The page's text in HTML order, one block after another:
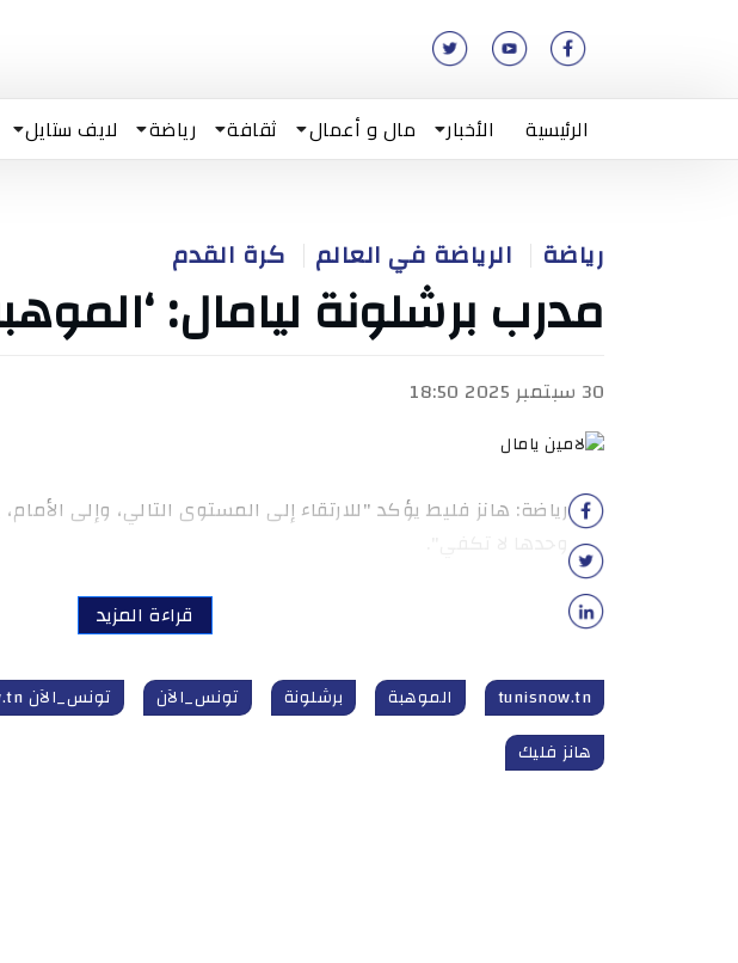
الرئيسية الأخبار مال و أعمال ثقافة رياضة لايف ستايل
رياضة الرياضة في العالم كرة القدم
مدرب برشلونة ليامال:
30 سبتمبر 2025 18:50
رياضة: هانز فليط يؤكد "للارتقاء إلى المستوى التالي، وإلى
قراءة المزيد
tunisnow.tn الموهبة برشلونة تونس_الآن تونس_الآن tunisnow.tn
هانز فليك